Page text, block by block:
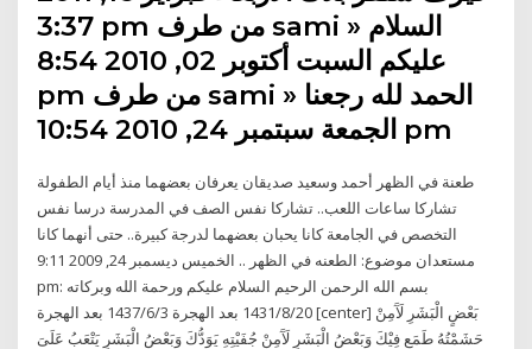
3:37 pm من طرف sami » السلام
عليكم السبت أكتوبر 02, 2010 8:54
pm من طرف sami » الحمد لله رجعنا
الجمعة سبتمبر 24, 2010 10:54 pm
طعنة في الظهر أحمد وسعيد صديقان يعرفان بعضهما منذ أيام الطفولة
تشاركا ساعات اللعب.. تشاركا نفس الصف في المدرسة درسا نفس
التخصص في الجامعة كانا يحبان بعضهما لدرجة كبيرة.. حتى أنهما كانا
مستعدان موضوع: الطعنه في الظهر .. الخميس ديسمبر 24, 2009 9:11
pm: بسم الله الرحمن الرحيم السلام عليكم ورحمة الله وبركاته
20‏‏/8‏‏/1431 بعد الهجرة 3‏‏/6‏‏/1437 بعد الهجرة [center] بَعْضٍ الْبَشَرِ لَآَمِنْ
حَشَمْتُهُ طَمَعٍ فِيْكَ وَبَعْضُ الْبَشَرِ لَآَمِنْ جُفَيْتِهِ يَوَدُّكَ وَبَعْضُ الْبَشَرِ يَتْعَبُ عَلَىَ